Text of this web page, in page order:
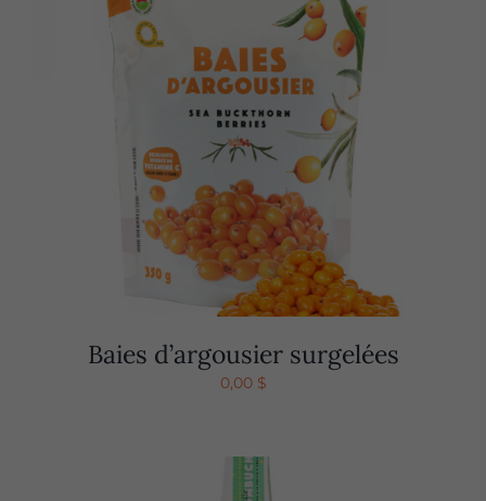
Baies d’argousier surgelées
0,00 $